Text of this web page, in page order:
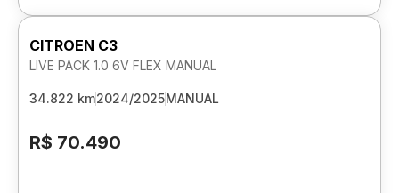
CITROEN C3
LIVE PACK 1.0 6V FLEX MANUAL
34.822 km2024/2025MANUAL
R$ 70.490